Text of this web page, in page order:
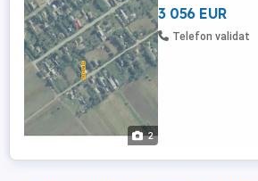
2
Teleorman, înscris ...
3 056 EUR
Telefon validat